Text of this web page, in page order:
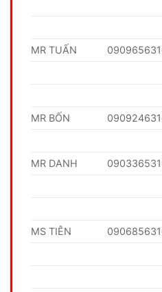
MR TUẤN
MR BỐN
MR DANH
MS TIÊN